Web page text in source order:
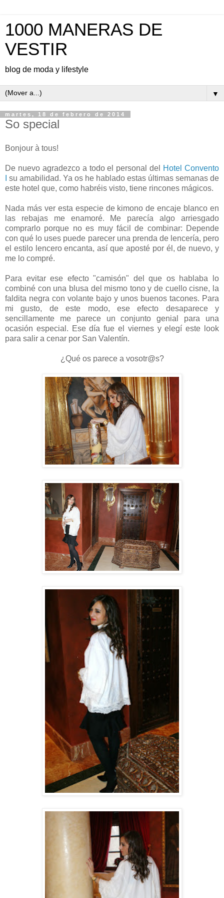
1000 MANERAS DE
VESTIR
blog de moda y lifestyle
▼
martes, 18 de febrero de 2014
So special
Bonjour à tous!
De nuevo agradezco a todo el personal del
Hotel Convento
su amabilidad. Ya os he hablado estas últimas semanas de
este hotel que, como habréis visto, tiene rincones mágicos.
Nada más ver esta especie de kimono de encaje blanco en
las rebajas me enamoré. Me parecía algo arriesgado
comprarlo porque no es muy fácil de combinar: Depende
con qué lo uses puede parecer una prenda de lencería, pero
el estilo lencero encanta, así que aposté por él, de nuevo, y
me lo compré.
Para evitar ese efecto "camisón" del que os hablaba lo
combiné con una blusa del mismo tono y de cuello cisne, la
faldita negra con volante bajo y unos buenos tacones. Para
mi gusto, de este modo, ese efecto desaparece y
sencillamente me parece un conjunto genial para una
ocasión especial. Ese día fue el viernes y elegí este look
para salir a cenar por San Valentín.
¿Qué os parece a vosotr@s?